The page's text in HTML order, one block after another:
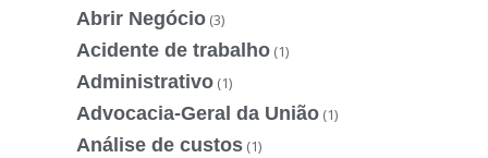
Abrir Negócio (3)
Acidente de trabalho (1)
Administrativo (1)
Advocacia-Geral da União (1)
Análise de custos (1)